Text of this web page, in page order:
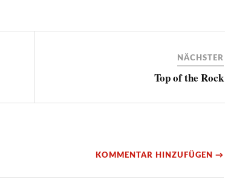
NÄCHSTER
Top of the Rock
KOMMENTAR HINZUFÜGEN →